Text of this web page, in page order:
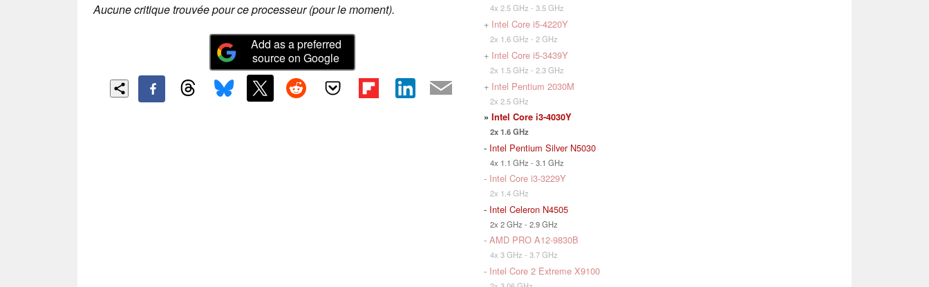
Aucune critique trouvée pour ce processeur (pour le moment).
Add as a preferred
source on Google
4x 2.5 GHz - 3.5 GHz
+ Intel Core i5-4220Y
2x 1.6 GHz - 2 GHz
+ Intel Core i5-3439Y
2x 1.5 GHz - 2.3 GHz
+ Intel Pentium 2030M
2x 2.5 GHz
» Intel Core i3-4030Y
2x 1.6 GHz
- Intel Pentium Silver N5030
4x 1.1 GHz - 3.1 GHz
- Intel Core i3-3229Y
2x 1.4 GHz
- Intel Celeron N4505
2x 2 GHz - 2.9 GHz
- AMD PRO A12-9830B
4x 3 GHz - 3.7 GHz
- Intel Core 2 Extreme X9100